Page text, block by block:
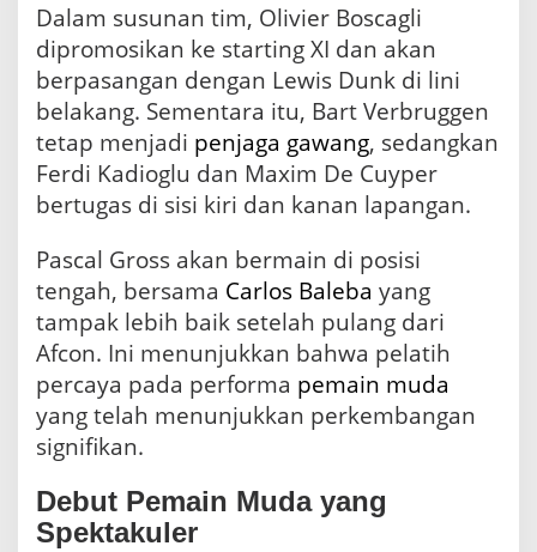
Dalam susunan tim, Olivier Boscagli
dipromosikan ke starting XI dan akan
berpasangan dengan Lewis Dunk di lini
belakang. Sementara itu, Bart Verbruggen
tetap menjadi penjaga gawang, sedangkan
Ferdi Kadioglu dan Maxim De Cuyper
bertugas di sisi kiri dan kanan lapangan.
Pascal Gross akan bermain di posisi
tengah, bersama Carlos Baleba yang
tampak lebih baik setelah pulang dari
Afcon. Ini menunjukkan bahwa pelatih
percaya pada performa pemain muda
yang telah menunjukkan perkembangan
signifikan.
Debut Pemain Muda yang
Spektakuler